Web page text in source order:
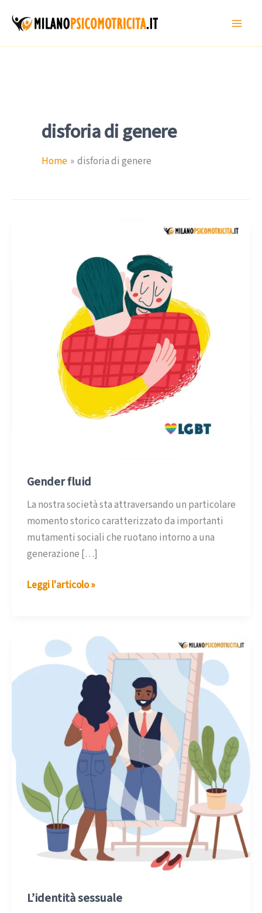
disforia di genere
Home disforia di genere
Gender fluid
La nostra società sta attraversando un particolare
momento storico caratterizzato da importanti
mutamenti sociali che ruotano intorno a una
generazione […]
Gender
Leggi l'articolo »
L’identità sessuale